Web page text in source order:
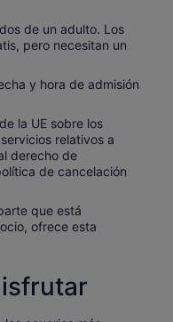
de un adulto. Los
pero necesitan un
y hora de admisión
la UE sobre los
relativos a
derecho de
de cancelación
que está
ofrece esta